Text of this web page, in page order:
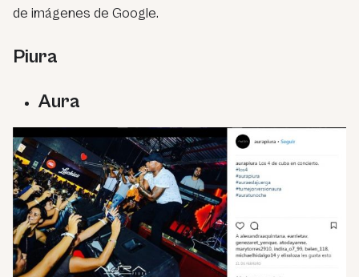
de imágenes de Google.
Piura
Aura